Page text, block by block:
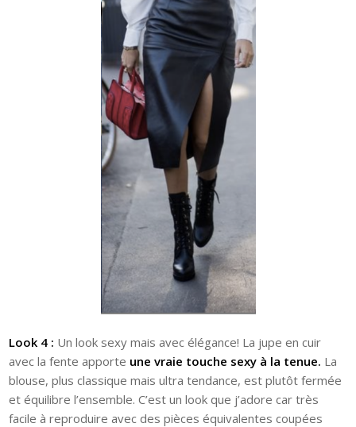
Look 4 : Un look sexy mais avec élégance! La jupe en cuir
avec la fente apporte une vraie touche sexy à la tenue. La
blouse, plus classique mais ultra tendance, est plutôt fermée
et équilibre l’ensemble. C’est un look que j’adore car très
facile à reproduire avec des pièces équivalentes coupées